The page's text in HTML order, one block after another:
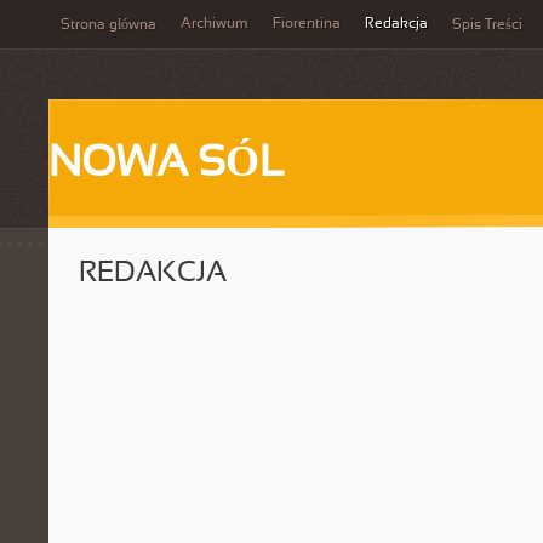
Strona główna Archiwum Fiorentina Redakcja Spis Treści
NOWA SÓL
REDAKCJA